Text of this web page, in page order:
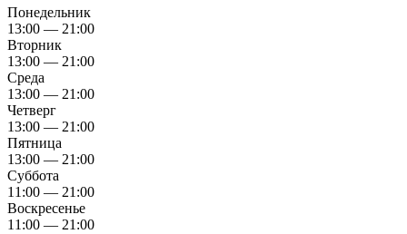
Понедельник
13:00 — 21:00
Вторник
13:00 — 21:00
Среда
13:00 — 21:00
Четверг
13:00 — 21:00
Пятница
13:00 — 21:00
Суббота
11:00 — 21:00
Воскресенье
11:00 — 21:00